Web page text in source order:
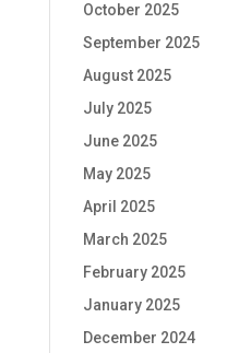
October 2025
September 2025
August 2025
July 2025
June 2025
May 2025
April 2025
March 2025
February 2025
January 2025
December 2024